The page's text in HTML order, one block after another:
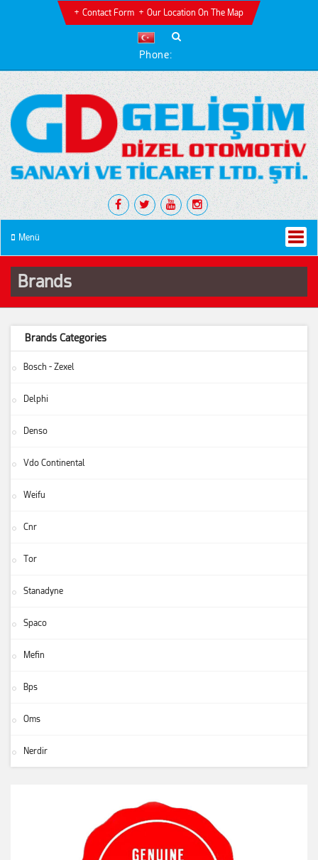
Phone:
Contact Form Our Location On The Map
Menü
Brands
Brands Categories
Bosch - Zexel
Delphi
Denso
Vdo Continental
Weifu
Cnr
Tor
Stanadyne
Spaco
Mefin
Bps
Oms
Nerdir